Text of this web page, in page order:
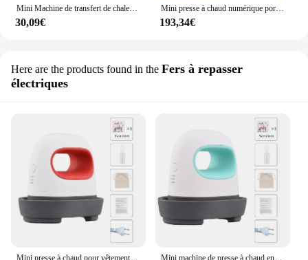
30,09€
Mini presse à chaud numérique portable, machine à sublimation facile, écran tactile sensible, bricolage de t-shirts, 12x10 po
193,34€
Here are the products found in the Fers à repasser
électriques